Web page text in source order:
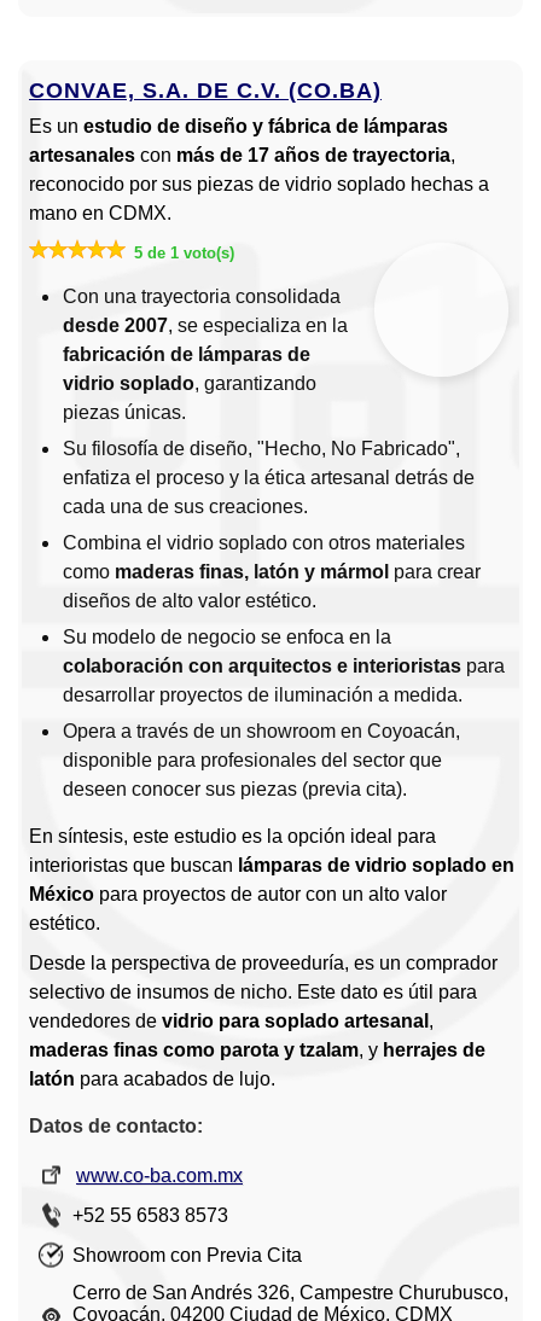
CONVAE, S.A. DE C.V. (CO.BA)
Es un estudio de diseño y fábrica de lámparas
artesanales con más de 17 años de trayectoria,
reconocido por sus piezas de vidrio soplado hechas a
mano en CDMX.
5 de 1 voto(s)
Con una trayectoria consolidada
desde 2007, se especializa en la
fabricación de lámparas de
vidrio soplado, garantizando
piezas únicas.
Su filosofía de diseño, "Hecho, No Fabricado",
enfatiza el proceso y la ética artesanal detrás de
cada una de sus creaciones.
Combina el vidrio soplado con otros materiales
como maderas finas, latón y mármol para crear
diseños de alto valor estético.
Su modelo de negocio se enfoca en la
colaboración con arquitectos e interioristas para
desarrollar proyectos de iluminación a medida.
Opera a través de un showroom en Coyoacán,
disponible para profesionales del sector que
deseen conocer sus piezas (previa cita).
En síntesis, este estudio es la opción ideal para
interioristas que buscan lámparas de vidrio soplado en
México para proyectos de autor con un alto valor
estético.
Desde la perspectiva de proveeduría, es un comprador
selectivo de insumos de nicho. Este dato es útil para
vendedores de vidrio para soplado artesanal ,
maderas finas como parota y tzalam, y herrajes de
latón para acabados de lujo.
Datos de contacto:
www.co-ba.com.mx
+52 55 6583 8573
Showroom con Previa Cita
Cerro de San Andrés 326, Campestre Churubusco,
Coyoacán, 04200 Ciudad de México, CDMX